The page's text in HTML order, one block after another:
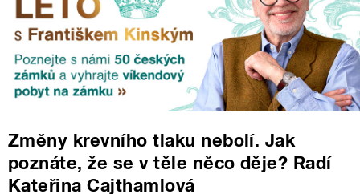
Změny krevního tlaku nebolí. Jak
poznáte, že se v těle něco děje? Radí
Kateřina Cajthamlová